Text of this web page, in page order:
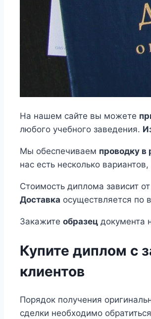
На нашем сайте вы можете
любого учебного заведения.
Мы обеспечиваем проводку в
нас есть несколько
Стоимость диплома зависит
Доставка осуществляется по
Закажите образец документа
Купите диплом с
клиентов
Порядок получения
сделки необходимо